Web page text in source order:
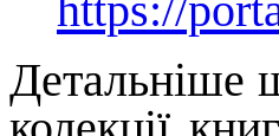
Детальніше